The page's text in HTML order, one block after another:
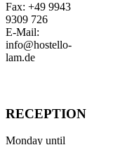
Fax: +49 9943
9309 726
E-Mail:
info@hostello-
lam.de
RECEPTION
Monday until